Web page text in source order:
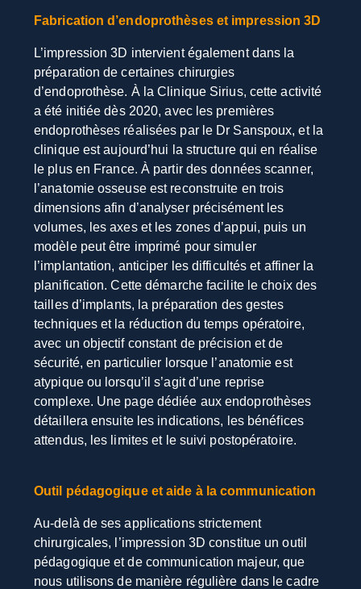
Fabrication d’endoprothèses et impression 3D
L’impression 3D intervient également dans la
préparation de certaines chirurgies
d’endoprothèse. À la Clinique Sirius, cette activité
a été initiée dès 2020, avec les premières
endoprothèses réalisées par le Dr Sanspoux, et la
clinique est aujourd’hui la structure qui en réalise
le plus en France. À partir des données scanner,
l’anatomie osseuse est reconstruite en trois
dimensions afin d’analyser précisément les
volumes, les axes et les zones d’appui, puis un
modèle peut être imprimé pour simuler
l’implantation, anticiper les difficultés et affiner la
planification. Cette démarche facilite le choix des
tailles d’implants, la préparation des gestes
techniques et la réduction du temps opératoire,
avec un objectif constant de précision et de
sécurité, en particulier lorsque l’anatomie est
atypique ou lorsqu’il s’agit d’une reprise
complexe. Une page dédiée aux endoprothèses
détaillera ensuite les indications, les bénéfices
attendus, les limites et le suivi postopératoire.
Outil pédagogique et aide à la communication
Au-delà de ses applications strictement
chirurgicales, l’impression 3D constitue un outil
pédagogique et de communication majeur, que
nous utilisons de manière régulière dans le cadre